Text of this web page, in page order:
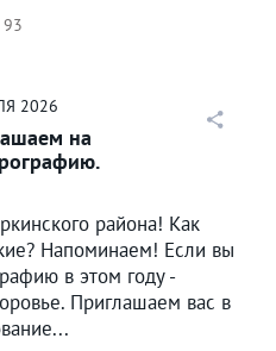
2026
на
района! Как
Напоминаем! Если вы
в этом году -
Приглашаем вас в